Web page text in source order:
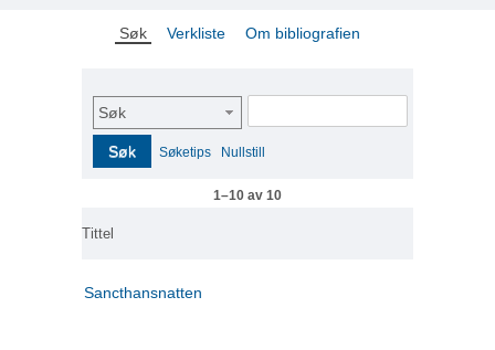
Søk Verkliste Om bibliografien
Søk
Søk Søketips Nullstill
1–10 av 10
Tittel
Sancthansnatten